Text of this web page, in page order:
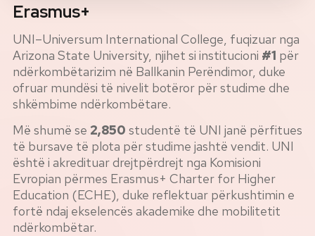
Erasmus+
UNI–Universum International College, fuqizuar nga
Arizona State University, njihet si institucioni #1 për
ndërkombëtarizim në Ballkanin Perëndimor, duke
ofruar mundësi të nivelit botëror për studime dhe
shkëmbime ndërkombëtare.
Më shumë se 2,850 studentë të UNI janë përfitues
të bursave të plota për studime jashtë vendit. UNI
është i akredituar drejtpërdrejt nga Komisioni
Evropian përmes Erasmus+ Charter for Higher
Education (ECHE), duke reflektuar përkushtimin e
fortë ndaj ekselencës akademike dhe mobilitetit
ndërkombëtar.